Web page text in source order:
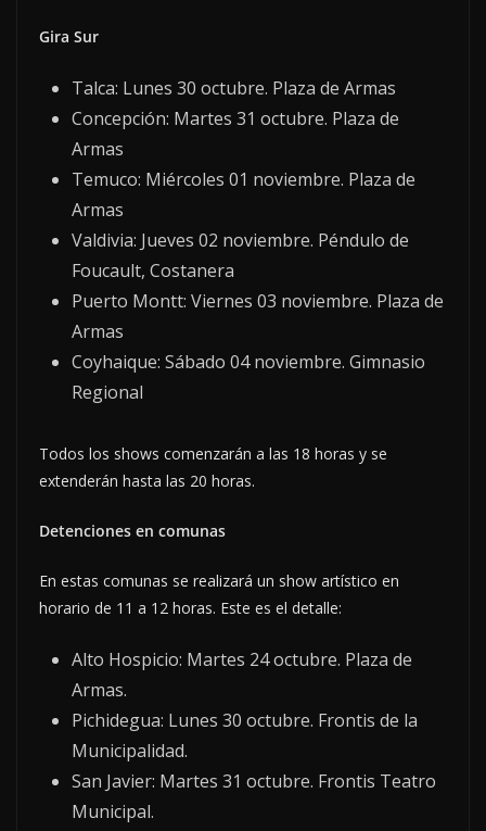
Gira Sur
Talca: Lunes 30 octubre. Plaza de Armas
Concepción: Martes 31 octubre. Plaza de
Armas
Temuco: Miércoles 01 noviembre. Plaza de
Armas
Valdivia: Jueves 02 noviembre. Péndulo de
Foucault, Costanera
Puerto Montt: Viernes 03 noviembre. Plaza de
Armas
Coyhaique: Sábado 04 noviembre. Gimnasio
Regional
Todos los shows comenzarán a las 18 horas y se
extenderán hasta las 20 horas.
Detenciones en comunas
En estas comunas se realizará un show artístico en
horario de 11 a 12 horas. Este es el detalle:
Alto Hospicio: Martes 24 octubre. Plaza de
Armas.
Pichidegua: Lunes 30 octubre. Frontis de la
Municipalidad.
San Javier: Martes 31 octubre. Frontis Teatro
Municipal.